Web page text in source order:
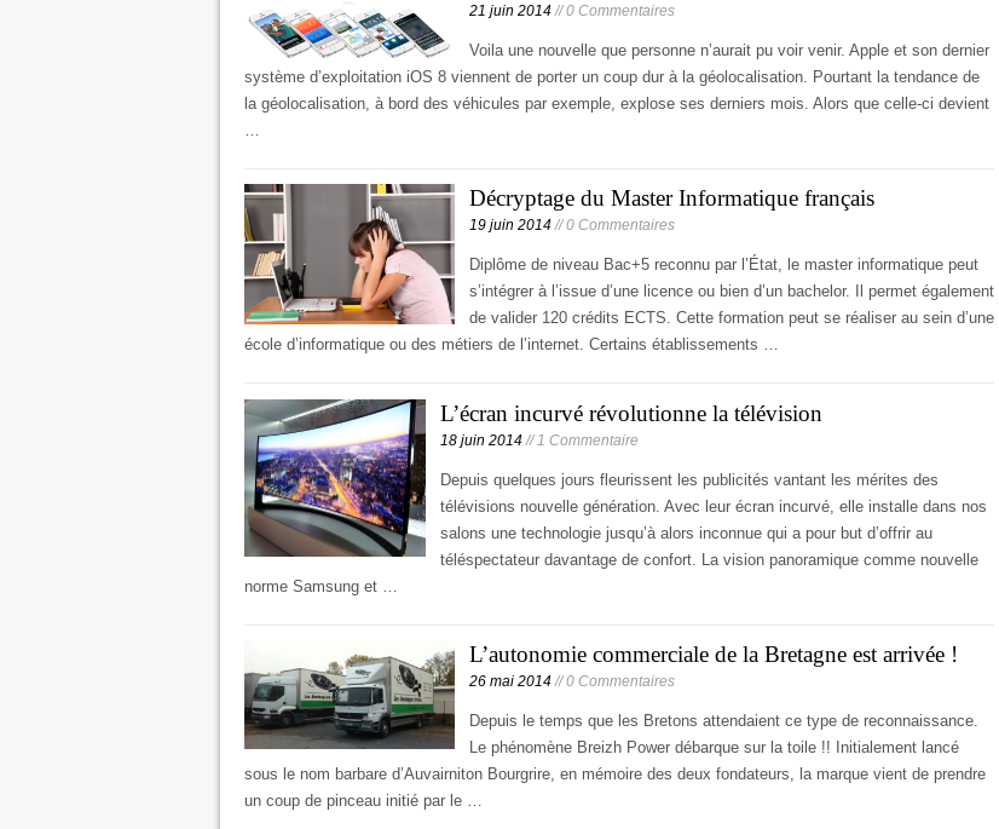
21 juin 2014 // 0 Commentaires
Voila une nouvelle que personne n’aurait pu voir venir. Apple et son dernier
système d’exploitation iOS 8 viennent de porter un coup dur à la géolocalisation. Pourtant la tendance de
la géolocalisation, à bord des véhicules par exemple, explose ses derniers mois. Alors que celle-ci devient
Décryptage du Master Informatique français
19 juin 2014// 0 Commentaires
Diplôme de niveau Bac+5 reconnu par l’État, le master informatique peut
s’intégrer à l’issue d’une licence ou bien d’un bachelor. Il permet également
de valider 120 crédits ECTS. Cette formation peut se réaliser au sein d’une
école d’informatique ou des métiers de l’internet. Certains établissements …
L’écran incurvé révolutionne la télévision
18 juin 2014// 1 Commentaire
Depuis quelques jours fleurissent les publicités vantant les mérites des
télévisions nouvelle génération. Avec leur écran incurvé, elle installe dans nos
salons une technologie jusqu’à alors inconnue qui a pour but d’offrir au
téléspectateur davantage de confort. La vision panoramique comme nouvelle
norme Samsung et …
L’autonomie commerciale de la Bretagne est arrivée !
26 mai 2014// 0 Commentaires
Depuis le temps que les Bretons attendaient ce type de reconnaissance.
Le phénomène Breizh Power débarque sur la toile !! Initialement lancé
sous le nom barbare d’Auvairniton Bourgrire, en mémoire des deux fondateurs, la marque vient de prendre
un coup de pinceau initié par le …